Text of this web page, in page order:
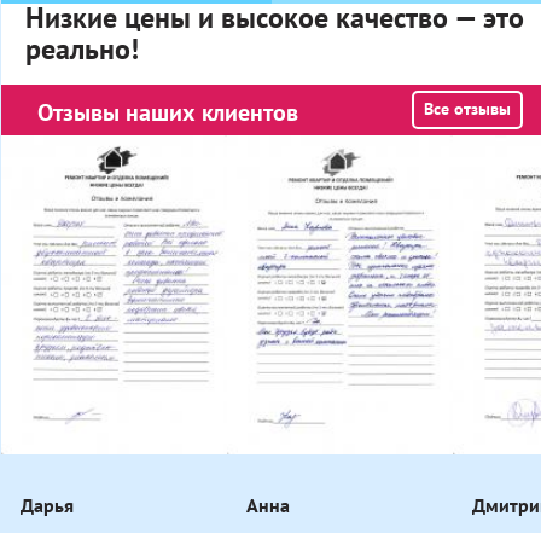
Низкие цены и высокое качество — это
реально!
Отзывы наших клиентов Все отзывы
Дарья Анна